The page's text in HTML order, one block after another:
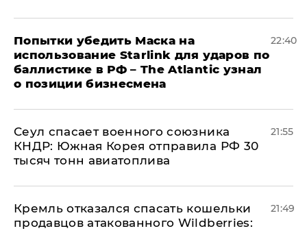
Попытки убедить Маска на
использование Starlink для ударов по
баллистике в РФ – The Atlantic узнал
о позиции бизнесмена
22:40
​Сеул спасает военного союзника
КНДР: Южная Корея отправила РФ 30
тысяч тонн авиатоплива
21:55
Кремль отказался спасать кошельки
продавцов атакованного Wildberries:
21:49